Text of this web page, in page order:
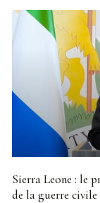
Sierra Leone : le
de la guerre civile